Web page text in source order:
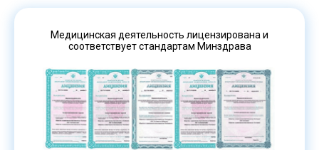
Медицинская деятельность лицензирована и
соответствует стандартам Минздрава